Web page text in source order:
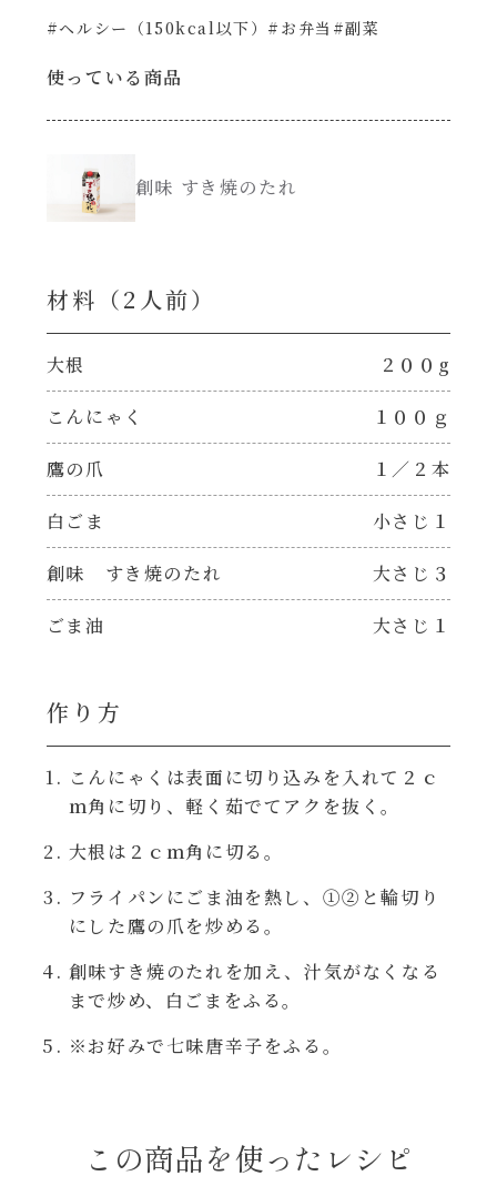
ごはんもの
本気中華
肉ピクキノピク
鍋
グラタン/ドリア
含む）
パウチのまんまシリーズ
シャンタン鍋
おもてなし
BBQ/キャンプ
炊飯器
ホットプレート
レンジ調理
節分
創味のつゆ減塩
白だし
そうめんつゆ
焼肉のたれ 初代
焼肉のたれ 二代目
やみつききゃべつの塩たれ
聖護院かぶらのもみじおろしぽん酢
ハコネーゼ 完熟トマト
ハコネーゼ 海老クリーム
ハコネーゼ ボロネーゼ
ハコネーゼ ポルチーニ
ハコネーゼ カルボナーラ
#ヘルシー（150kcal以下） #お弁当 #副菜
使っている商品
創味 すき焼のたれ
材料（2⼈前）
大根 ２００g
こんにゃく １００ｇ
鷹の爪 １／２本
白ごま 小さじ１
創味 すき焼のたれ 大さじ３
ごま油 大さじ１
作り方
こんにゃくは表面に切り込みを入れて２ｃ
ｍ角に切り、軽く茹でてアクを抜く。
大根は２ｃｍ角に切る。
フライパンにごま油を熱し、①②と輪切り
にした鷹の爪を炒める。
創味すき焼のたれを加え、汁気がなくなる
まで炒め、白ごまをふる。
※お好みで七味唐辛子をふる。
この商品を使ったレシピ